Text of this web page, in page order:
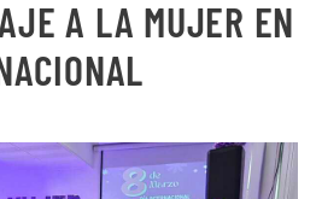
A LA MUJER EN